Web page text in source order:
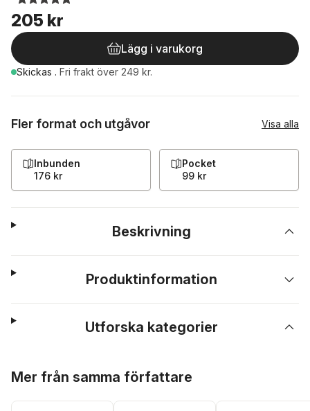
205 kr
Lägg i varukorg
Skickas . Fri frakt över 249 kr.
Fler format och utgåvor Visa alla
Inbunden
176 kr
Pocket
99 kr
Beskrivning
Produktinformation
Utforska kategorier
Mer från samma författare